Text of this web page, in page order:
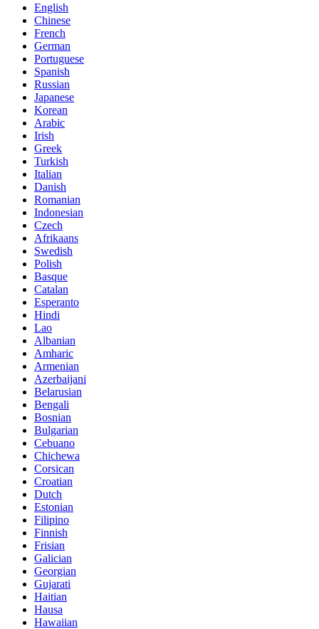
English
Chinese
French
German
Portuguese
Spanish
Russian
Japanese
Korean
Arabic
Irish
Greek
Turkish
Italian
Danish
Romanian
Indonesian
Czech
Afrikaans
Swedish
Polish
Basque
Catalan
Esperanto
Hindi
Lao
Albanian
Amharic
Armenian
Azerbaijani
Belarusian
Bengali
Bosnian
Bulgarian
Cebuano
Chichewa
Corsican
Croatian
Dutch
Estonian
Filipino
Finnish
Frisian
Galician
Georgian
Gujarati
Haitian
Hausa
Hawaiian